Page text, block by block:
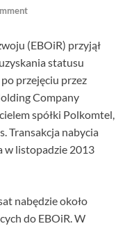
(EBOiR) przyjął
statusu
przejęciu przez
Company
spółki Polkomtel,
Transakcja nabycia
w listopadzie 2013
nabędzie około
do EBOiR. W